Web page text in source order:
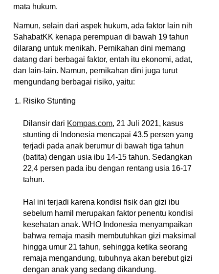
mata hukum.
Namun, selain dari aspek hukum, ada faktor lain nih
SahabatKK kenapa perempuan di bawah 19 tahun
dilarang untuk menikah. Pernikahan dini memang
datang dari berbagai faktor, entah itu ekonomi, adat,
dan lain-lain. Namun, pernikahan dini juga turut
mengundang berbagai risiko, yaitu:
Risiko Stunting
Dilansir dari Kompas.com, 21 Juli 2021, kasus
stunting di Indonesia mencapai 43,5 persen yang
terjadi pada anak berumur di bawah tiga tahun
(batita) dengan usia ibu 14-15 tahun. Sedangkan
22,4 persen pada ibu dengan rentang usia 16-17
tahun.
Hal ini terjadi karena kondisi fisik dan gizi ibu
sebelum hamil merupakan faktor penentu kondisi
kesehatan anak. WHO Indonesia menyampaikan
bahwa remaja masih membutuhkan gizi maksimal
hingga umur 21 tahun, sehingga ketika seorang
remaja mengandung, tubuhnya akan berebut gizi
dengan anak yang sedang dikandung.